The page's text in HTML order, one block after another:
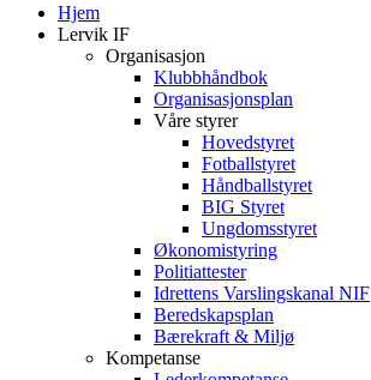
Hjem
Lervik IF
Organisasjon
Klubbhåndbok
Organisasjonsplan
Våre styrer
Hovedstyret
Fotballstyret
Håndballstyret
BIG Styret
Ungdomsstyret
Økonomistyring
Politiattester
Idrettens Varslingskanal NIF
Beredskapsplan
Bærekraft & Miljø
Kompetanse